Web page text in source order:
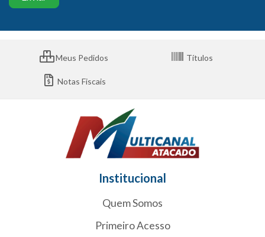
Meus Pedidos Títulos
Notas Fiscais
Institucional
Quem Somos
Primeiro Acesso